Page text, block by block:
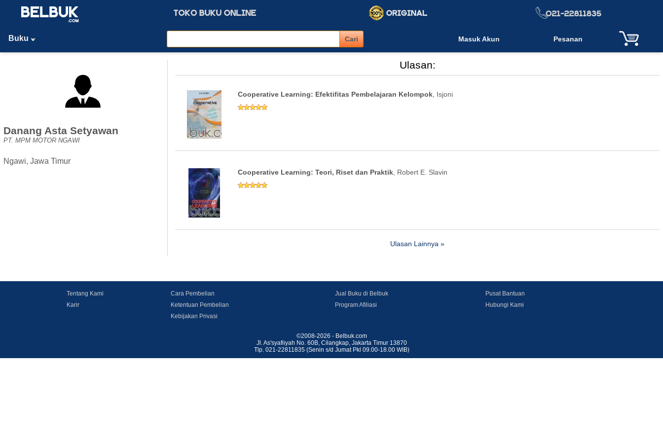
Buku Masuk Akun Pesanan
Danang Asta Setyawan
PT. MPM MOTOR NGAWI
Ngawi, Jawa Timur
Ulasan:
Cooperative Learning: Efektifitas Pembelajaran Kelompok , Isjoni
Cooperative Learning: Teori, Riset dan Praktik , Robert E. Slavin
Ulasan Lainnya »
Tentang Kami
Karir
Cara Pembelian
Ketentuan Pembelian
Kebijakan Privasi
Jual Buku di Belbuk
Program Afiliasi
Pusat Bantuan
Hubungi Kami
©2008-2026 - Belbuk.com
Jl. As'syafiiyah No. 60B, Cilangkap, Jakarta Timur 13870
Tlp. 021-22811835 (Senin s/d Jumat Pkl 09.00-18.00 WIB)